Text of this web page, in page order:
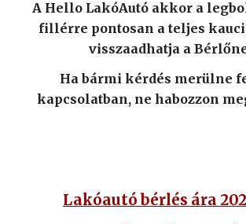
A Hello LakóAutó akkor a
fillérre pontosan a teljes
visszaadhatja a
Ha bármi kérdés merülne
kapcsolatban, ne habozzon
Lakóautó bérlés ára